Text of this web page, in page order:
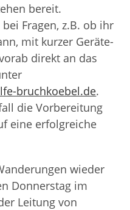
bereit.
Fragen, z.B. ob ihr
mit kurzer Geräte-
direkt an das
bruchkoebel.de.
die Vorbereitung
eine erfolgreiche
wieder
Donnerstag im
Leitung von